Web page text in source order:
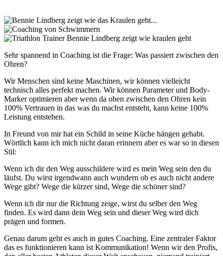
Sehr spannend in Coaching ist die Frage: Was passiert zwischen den
Ohren?
Wir Menschen sind keine Maschinen, wir können vielleicht
technisch alles perfekt machen. Wir können Parameter und Body-
Marker optimieren aber wenn da oben zwischen den Ohren kein
100% Vertrauen in das was du machst entsteht, kann keine 100%
Leistung entstehen.
In Freund von mir hat ein Schild in seine Küche hängen gehabt.
Wörtlich kann ich mich nicht daran erinnern aber es war so in diesen
Stil:
Wenn ich dir den Weg ausschildere wird es mein Weg sein den du
läufst. Du wirst irgendwann auch wundern ob es auch nicht andere
Wege gibt? Wege die kürzer sind, Wege die schöner sind?
Wenn ich dir nur die Richtung zeige, wirst du selber den Weg
finden. Es wird dann dein Weg sein und dieser Weg wird dich
prägen und formen.
Genau darum geht es auch in gutes Coaching. Eine zentraler Faktor
das es funktionieren kann ist Kommunikation! Wenn wir den Profis,